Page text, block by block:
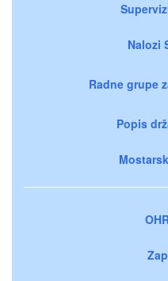
Nalozi
Radne grupe
Popis